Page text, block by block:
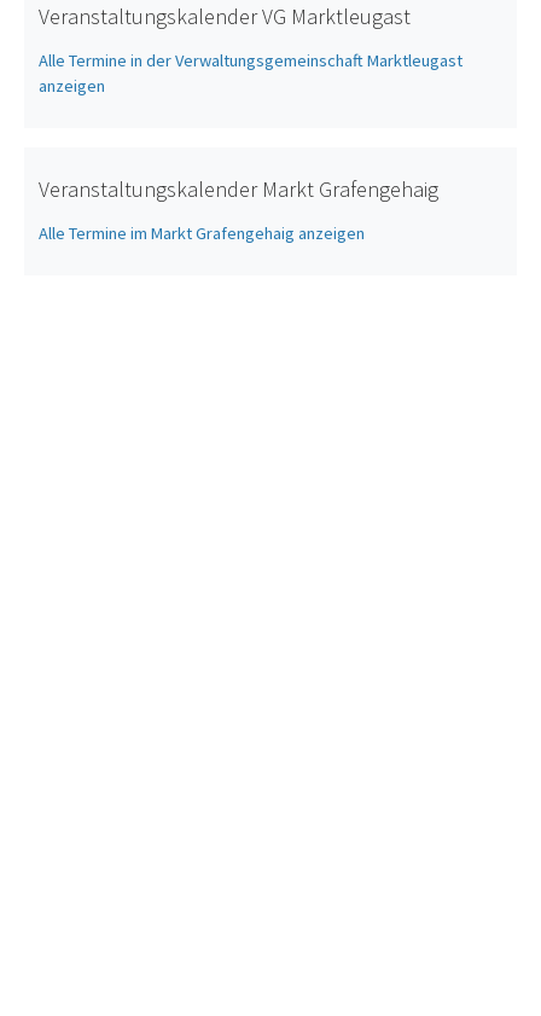
Veranstaltungskalender VG Marktleugast
Alle Termine in der Verwaltungsgemeinschaft Marktleugast
anzeigen
Veranstaltungskalender Markt Grafengehaig
Alle Termine im Markt Grafengehaig anzeigen